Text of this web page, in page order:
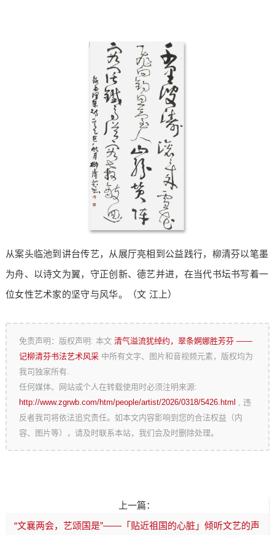
从案头临池到讲台传艺，从展厅亮相到公益践行，柳清芬以笔墨
为舟、以诗文为翼，守正创新、德艺并进，在当代书坛书写着一
位女性艺术家的坚守与风华。（文 江上）
免责声明：版权声明: 本文清气溢流犹绰约，翠条婀娜胜芳芬 ——
记柳清芬书法艺术风采 中所有文字、图片和音视频元素，版权均为
我司独家所有.
任何媒体、网站或个人在转载使用时必须注明来源:
http://www.zgrwb.com/htm/people/artist/2026/0318/5426.html , 违
反者我司将依法追究责任。如本文内容影响到您的合法权益（内
容、图片等），请及时联系本站，我们会及时删除处理。
上一篇：
“文襄两会，艺颂国是”——「贴近祖国的心脏」倾听文艺的声